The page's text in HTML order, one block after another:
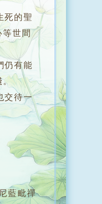
死的聖
世間
仍有能
。
交待一
藍毗禪